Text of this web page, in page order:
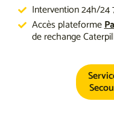
Intervention 24h/24
Accès plateforme
de rechange